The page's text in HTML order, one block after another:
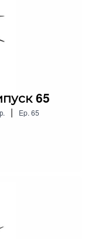
65
| Ep. 65